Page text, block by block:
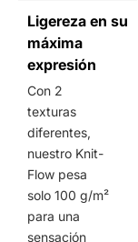
Ligereza en su
máxima
expresión
Con 2
texturas
diferentes,
nuestro Knit-
Flow pesa
solo 100 g/m²
para una
sensación